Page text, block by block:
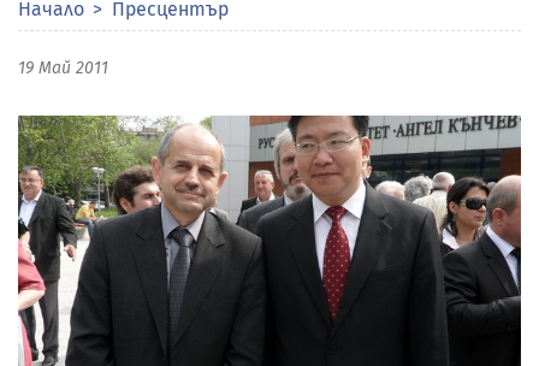
Начало Пресцентър
19 Май 2011